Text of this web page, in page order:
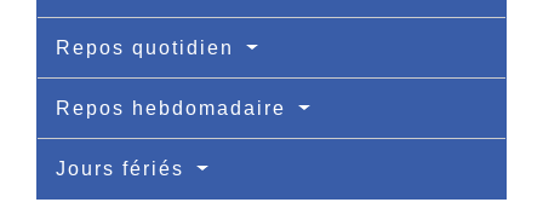
Repos quotidien
Repos hebdomadaire
Jours fériés